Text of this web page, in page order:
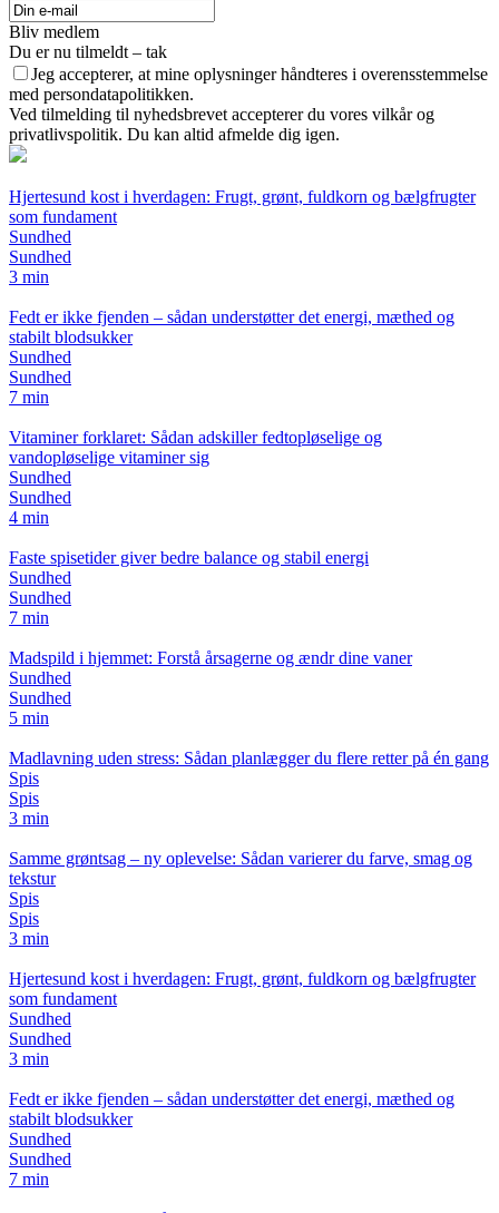
Bliv medlem
Du er nu tilmeldt – tak
Jeg accepterer, at mine oplysninger håndteres i overensstemmelse
med persondatapolitikken.
Ved tilmelding til nyhedsbrevet accepterer du vores vilkår og
privatlivspolitik. Du kan altid afmelde dig igen.
Hjertesund kost i hverdagen: Frugt, grønt, fuldkorn og bælgfrugter
som fundament
Sundhed
Sundhed
3 min
Fedt er ikke fjenden – sådan understøtter det energi, mæthed og
stabilt blodsukker
Sundhed
Sundhed
7 min
Vitaminer forklaret: Sådan adskiller fedtopløselige og
vandopløselige vitaminer sig
Sundhed
Sundhed
4 min
Faste spisetider giver bedre balance og stabil energi
Sundhed
Sundhed
7 min
Madspild i hjemmet: Forstå årsagerne og ændr dine vaner
Sundhed
Sundhed
5 min
Madlavning uden stress: Sådan planlægger du flere retter på én gang
Spis
Spis
3 min
Samme grøntsag – ny oplevelse: Sådan varierer du farve, smag og
tekstur
Spis
Spis
3 min
Hjertesund kost i hverdagen: Frugt, grønt, fuldkorn og bælgfrugter
som fundament
Sundhed
Sundhed
3 min
Fedt er ikke fjenden – sådan understøtter det energi, mæthed og
stabilt blodsukker
Sundhed
Sundhed
7 min